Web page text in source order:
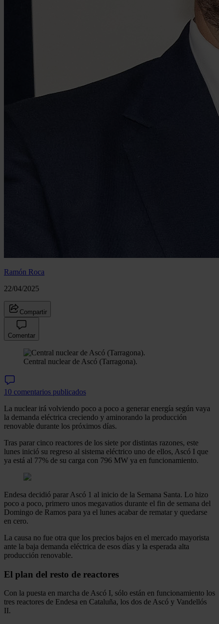
Ramón Roca
22/04/2025
Compartir
Comentar
Central nuclear de Ascó (Tarragona).
10 comentarios publicados
La nuclear irá volviendo poco a poco a generar energía según vaya
la demanda eléctrica creciendo y aminorando la producción
renovable durante los próximos días.
Tras parar cinco reactores de los siete por distintas razones, este
lunes inició su regreso al sistema eléctrico uno de ellos, Ascó I que
ya está al 77% de su carga con 796 MW ya en funcionamiento.
Endesa decidió parar Ascó 1 al inicio de la Semana Santa. Lo hizo
poco a poco, primero unos megavatios durante el fin de semana del
Domingo de Ramos para ya el lunes acabar de rematar y quedarse
en cero.
La causa no fue otra que los precios bajos en el mercado mayorista
ante la baja demanda eléctrica de esos días y la esperada alta
producción renovable.
El plan del resto de reactores
Con la puesta en marcha de Ascó I, sólo están en funcionamiento los
tres reactores de Endesa en Cataluña, los dos de Ascó y Vandellós
II.